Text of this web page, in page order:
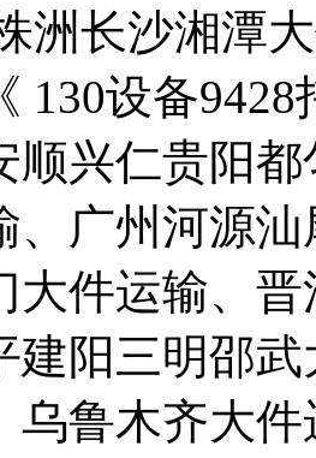
洲长沙湘潭
130设备
顺兴仁贵阳
、广州河源
大件运输、
建阳三明邵
乌鲁木齐大